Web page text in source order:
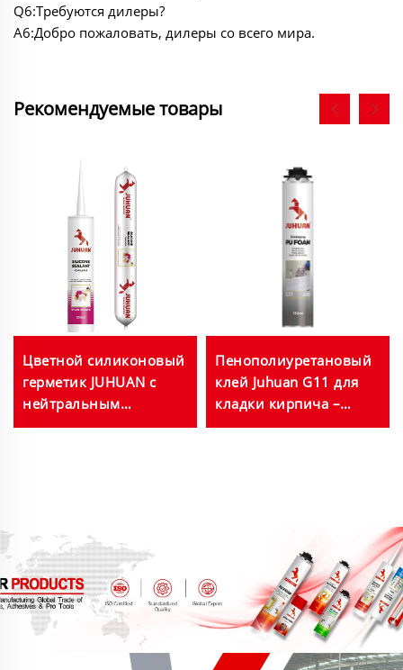
Q6:Требуются дилеры?
A6:Добро пожаловать, дилеры со всего мира.
Рекомендуемые товары
Цветной силиконовый
герметик JUHUAN с
нейтральным
отверждением для
Пенополиуретановый
клей Juhuan G11 для
кладки кирпича –
устойчивый к